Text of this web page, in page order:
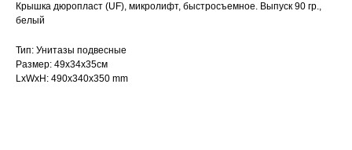
Крышка дюропласт (UF), микролифт, быстросъемное. Выпуск 90 гр.,
белый
Тип: Унитазы подвесные
Размер: 49x34x35см
LxWxH: 490x340x350 mm